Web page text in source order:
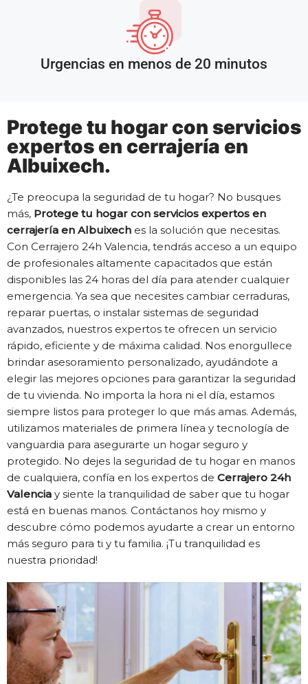
Urgencias en menos de 20 minutos
Protege tu hogar con servicios
expertos en cerrajería en
Albuixech.
¿Te preocupa la seguridad de tu hogar? No busques
más, Protege tu hogar con servicios expertos en
cerrajería en Albuixech es la solución que necesitas.
Con Cerrajero 24h Valencia, tendrás acceso a un equipo
de profesionales altamente capacitados que están
disponibles las 24 horas del día para atender cualquier
emergencia. Ya sea que necesites cambiar cerraduras,
reparar puertas, o instalar sistemas de seguridad
avanzados, nuestros expertos te ofrecen un servicio
rápido, eficiente y de máxima calidad. Nos enorgullece
brindar asesoramiento personalizado, ayudándote a
elegir las mejores opciones para garantizar la seguridad
de tu vivienda. No importa la hora ni el día, estamos
siempre listos para proteger lo que más amas. Además,
utilizamos materiales de primera línea y tecnología de
vanguardia para asegurarte un hogar seguro y
protegido. No dejes la seguridad de tu hogar en manos
de cualquiera, confía en los expertos de Cerrajero 24h
Valencia y siente la tranquilidad de saber que tu hogar
está en buenas manos. Contáctanos hoy mismo y
descubre cómo podemos ayudarte a crear un entorno
más seguro para ti y tu familia. ¡Tu tranquilidad es
nuestra prioridad!